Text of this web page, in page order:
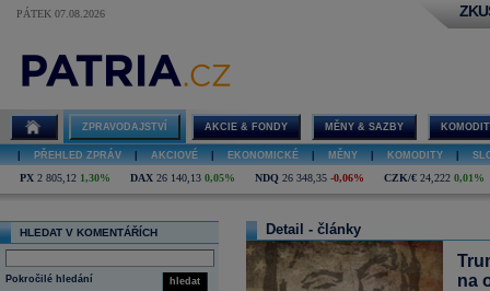
PÁTEK 07.08.2026
ZPRAVODAJSTVÍ AKCIE & FONDY MĚNY & SAZBY
PŘEHLED ZPRÁV AKCIOVÉ EKONOMICKÉ MĚNY KOMODITY
PX 2 805,12 1,30% DAX 26 140,13 0,05% NDQ 26 348,35 -0,06% CZK/€ 24,222 0,01%
HLEDAT V KOMENTÁŘÍCH
hledat
Pokročilé hledání
Detail - články
na